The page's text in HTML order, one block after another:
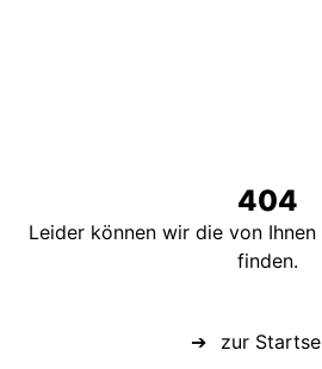
404
Leider können wir die von
finden.
zur